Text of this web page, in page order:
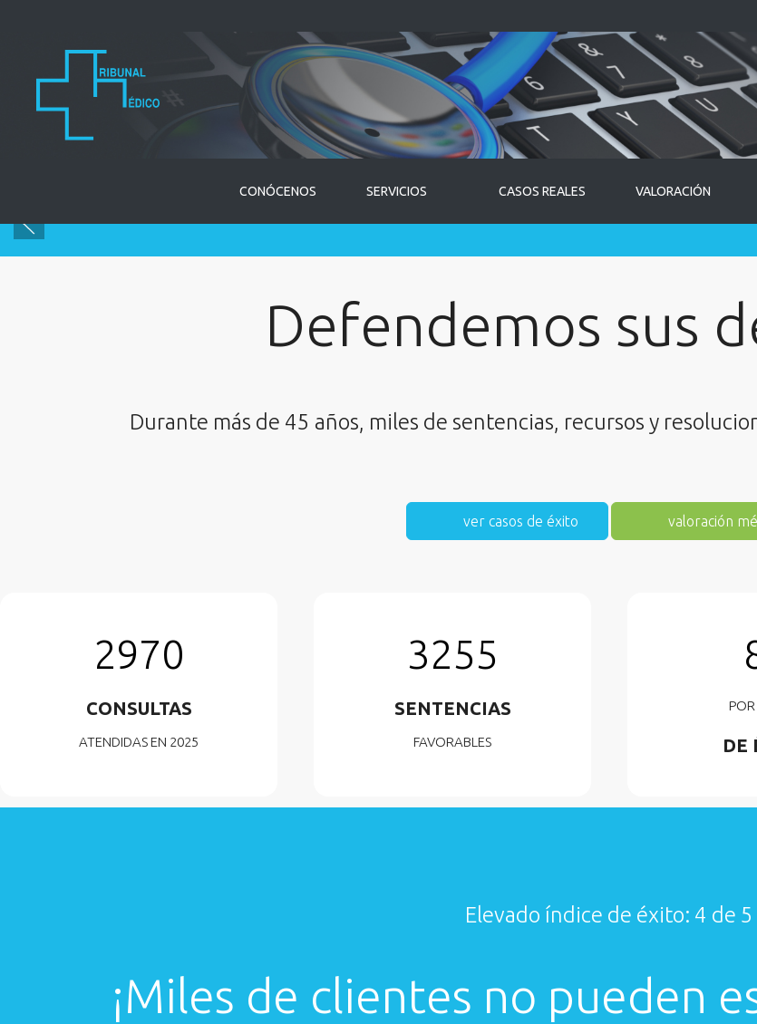
CONÓCENOS SERVICIOS CASOS REALES VALORACIÓN
Defendemos sus
Durante más de 45 años, miles de sentencias, recursos y
ver casos de éxito valoración
2970
CONSULTAS
ATENDIDAS EN 2025
3255
SENTENCIAS
FAVORABLES DE
Elevado índice de éxito: 4 de 5
¡Miles de clientes no pueden